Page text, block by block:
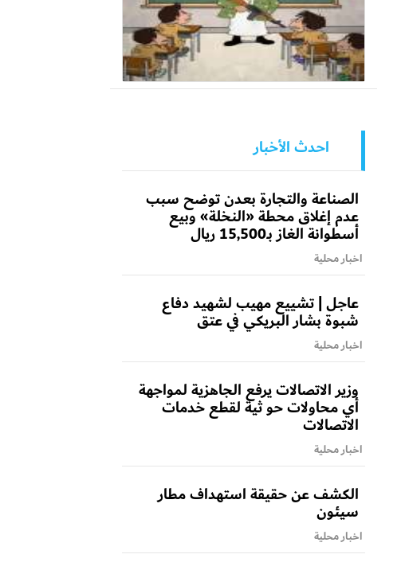
احدث الأخبار
الصناعة والتجارة بعدن توضح سبب
عدم إغلاق محطة «النخلة» وبيع
أسطوانة الغاز بـ15,500 ريال
اخبار محلية
عاجل | تشييع مهيب لشهيد دفاع
شبوة بشار البريكي في عتق
اخبار محلية
وزير الاتصالات يرفع الجاهزية لمواجهة
أي محاولات حو ثية لقطع خدمات
الاتصالات
اخبار محلية
الكشف عن حقيقة استهداف مطار
سيئون
اخبار محلية